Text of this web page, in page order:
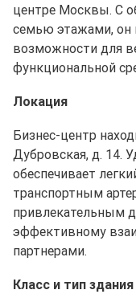
центре Москвы. С
семью этажами, он
возможности для
функциональной
Локация
Бизнес-центр
Дубровская, д. 14.
обеспечивает
транспортным
привлекательным
эффективному
партнерами.
Класс и тип здания